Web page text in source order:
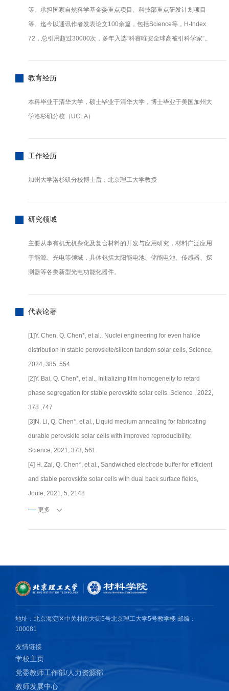
等。承担国家自然科学基金委重点项目、科技部重点研发计划项目
等。迄今以通讯作者发表论文100余篇，包括Science等，H-Index
72，总引用超过30000次，多年入选“科睿唯安全球高被引科学家”。
教育经历
本科毕业于清华大学，硕士毕业于清华大学，博士毕业于美国加州大
学洛杉矶分校（UCLA）
工作经历
加州大学洛杉矶分校博士后；北京理工大学教授
研究领域
主要从事有机无机杂化及复合材料的开发与应用研究，材料广泛应用
于能源、光电等领域，具体包括太阳能电池、储能电池、传感器、探
测器等各类新型光电功能化器件。
代表论著
[1]Y. Chen, Q. Chen*, et al., Nuclei engineering for even halide
distribution in stable perovskite/silicon tandem solar cells, Science,
2024, 385, 554
[2]Y. Bai, Q. Chen*, et al., Initializing film homogeneity to retard
phase segregation for stable perovskite solar cells. Science , 2022,
378 ,747
[3]N. Li, Q. Chen*, et al., Liquid medium annealing for fabricating
durable perovskite solar cells with improved reproducibility,
Science, 2021, 373, 561
[4] H. Zai, Q. Chen*, et al., Sandwiched electrode buffer for efficient
and stable perovskite solar cells with dual back surface fields,
Joule, 2021, 5, 2148
更多
地址：北京海淀区中关村南大街5号北京理工大学5号教学楼 邮编：
100081
友情链接
学校主页
党委教师工作部/人力资源部
教师发展中心